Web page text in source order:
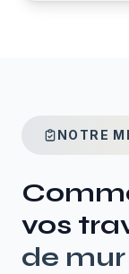
NOTRE
vos
de